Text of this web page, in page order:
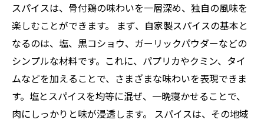
スパイスは、骨付鶏の味わいを一層深め、独自の風味を
楽しむことができます。 まず、自家製スパイスの基本と
なるのは、塩、黒コショウ、ガーリックパウダーなどの
シンプルな材料です。これに、パプリカやクミン、タイ
ムなどを加えることで、さまざまな味わいを表現できま
す。塩とスパイスを均等に混ぜ、一晩寝かせることで、
肉にしっかりと味が浸透します。 スパイスは、その地域